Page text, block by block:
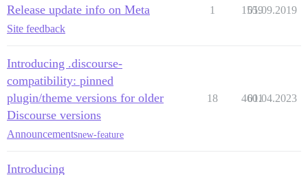
Release update info on Meta
Site feedback
1 1559
01.09.2019
Introducing .discourse-
compatibility: pinned
plugin/theme versions for older
Discourse versions
Announcementsnew-feature
18 4601
01.04.2023
Introducing